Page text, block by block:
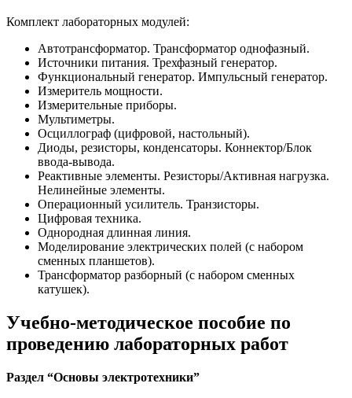
Комплект лабораторных модулей:
Автотрансформатор. Трансформатор однофазный.
Источники питания. Трехфазный генератор.
Функциональный генератор. Импульсный генератор.
Измеритель мощности.
Измерительные приборы.
Мультиметры.
Осциллограф (цифровой, настольный).
Диоды, резисторы, конденсаторы. Коннектор/Блок
ввода-вывода.
Реактивные элементы. Резисторы/Активная нагрузка.
Нелинейные элементы.
Операционный усилитель. Транзисторы.
Цифровая техника.
Однородная длинная линия.
Моделирование электрических полей (с набором
сменных планшетов).
Трансформатор разборный (с набором сменных
катушек).
Учебно-методическое пособие по
проведению лабораторных работ
Раздел “Основы электротехники”